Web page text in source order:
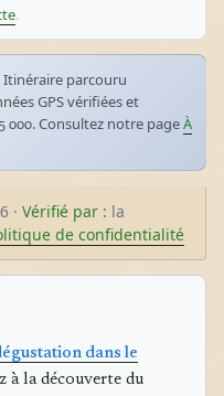
.
parcouru
GPS vérifiées et
000. Consultez notre pageÀ
· Vérifié par : la
de confidentialité
dans le
à la découverte du